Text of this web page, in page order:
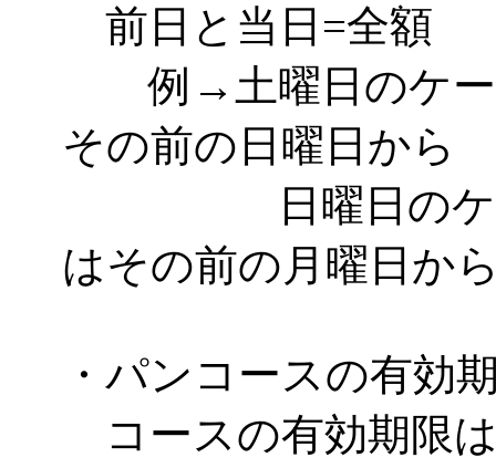
前日と当日=全額
例→土曜日のケー
その前の日曜日から
日曜日のケーキ
はその前の月曜日か
・パンコースの有効
コースの有効期限